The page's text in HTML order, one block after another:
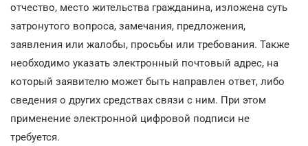
отчество, место жительства гражданина, изложена суть
затронутого вопроса, замечания, предложения,
заявления или жалобы, просьбы или требования. Также
необходимо указать электронный почтовый адрес, на
который заявителю может быть направлен ответ, либо
сведения о других средствах связи с ним. При этом
применение электронной цифровой подписи не
требуется.